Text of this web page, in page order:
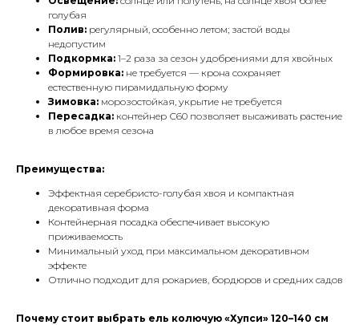
голубая
Полив: регулярный, особенно летом; застой воды
недопустим
Подкормка: 1–2 раза за сезон удобрениями для хвойных
Формировка: не требуется — крона сохраняет
естественную пирамидальную форму
Зимовка: морозостойкая, укрытие не требуется
Пересадка: контейнер С60 позволяет высаживать растение
в любое время сезона
Преимущества:
Эффектная серебристо-голубая хвоя и компактная
декоративная форма
Контейнерная посадка обеспечивает высокую
приживаемость
Минимальный уход при максимальном декоративном
эффекте
Отлично подходит для рокариев, бордюров и средних садов
Почему стоит выбрать ель колючую «Хупси» 120–140 см